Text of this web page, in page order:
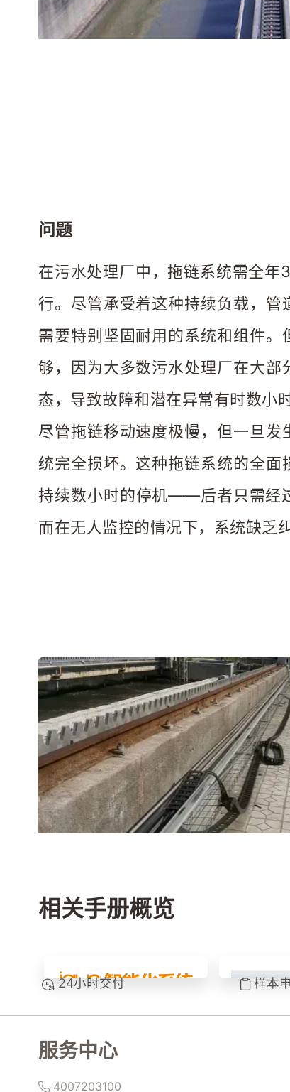
问题
在污水处理厂中，拖链系统需全
行。尽管承受着这种持续负载，管
需要特别坚固耐用的系统和组件。
够，因为大多数污水处理厂在大部
态，导致故障和潜在异常有时数小
尽管拖链移动速度极慢，但一旦发
统完全损坏。这种拖链系统的全面
持续数小时的停机——后者只需经
而在无人监控的情况下，系统缺乏
相关手册概览
24小时交付 样本
服务中心
4007203100